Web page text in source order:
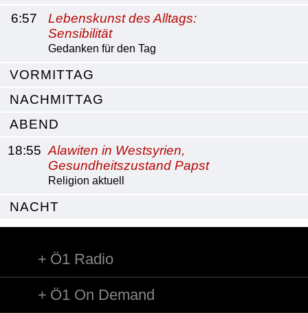
6:57
Lebenskunst des Alltags:
Sensibilität
Gedanken für den Tag
VORMITTAG
NACHMITTAG
ABEND
18:55 Alawiten in Westsyrien,
Gesundheitszustand Papst
Religion aktuell
NACHT
Ö1 Radio
Ö1 On Demand